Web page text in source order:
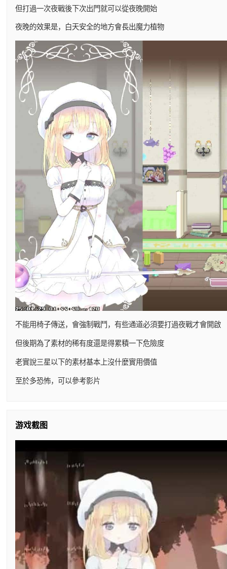
但打過一次夜戰後下次出門就可以從夜晚開始
夜晚的效果是，白天安全的地方會長出魔力植物
不能用椅子傳送，會強制戰鬥，有些通道必須要打過夜戰才會開啟
但後期為了素材的稀有度還是得累積一下危險度
老實說三星以下的素材基本上沒什麼實用價值
至於多恐怖，可以參考影片
游戏截图